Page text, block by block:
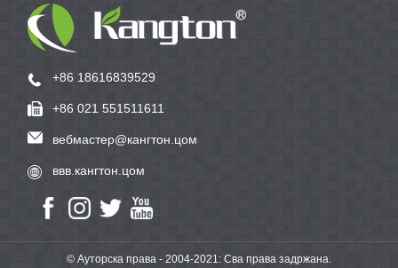
+86 18616839529
+86 021 551511611
вебмастер@кангтон.цом
ввв.кангтон.цом
© Ауторска права - 2004-2021: Сва права задржана.